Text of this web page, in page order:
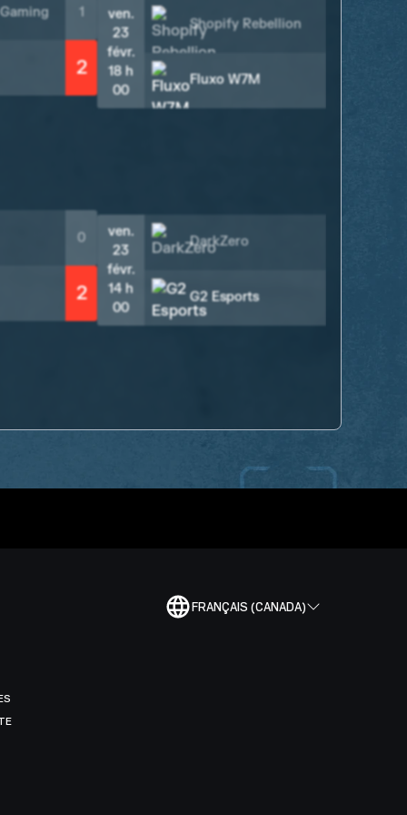
1
2
0
2
ven.
23
févr.
18 h
00
Shopify Rebellion
Fluxo W7M
ven.
23
févr.
14 h
00
DarkZero
G2 Esports
FRANÇAIS (CANADA)